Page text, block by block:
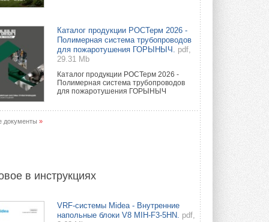
Каталог продукции РОСТерм 2026 -
Полимерная система трубопроводов
для пожаротушения ГОРЫНЫЧ.
pdf,
29.31 Mb
Каталог продукции РОСТерм 2026 -
Полимерная система трубопроводов
для пожаротушения ГОРЫНЫЧ
документы »
в инструкциях
VRF-системы Midea - Внутренние
напольные блоки V8 MIH-F3-5HN. pdf,